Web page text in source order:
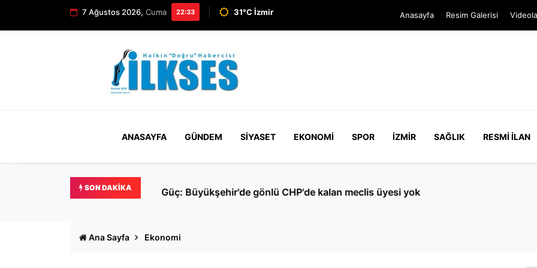
7 Ağustos 2026, Cuma 22:33 31°C İzmir Anasayfa Resim Galerisi
ANASAYFA GÜNDEM SIYASET EKONOMI SPOR İZMIR SAĞLIK RESMI İLAN
SON DAKIKA Güç: Büyükşehir'de gönlü CHP'de kalan meclis üyesi yok
Ana Sayfa Ekonomi